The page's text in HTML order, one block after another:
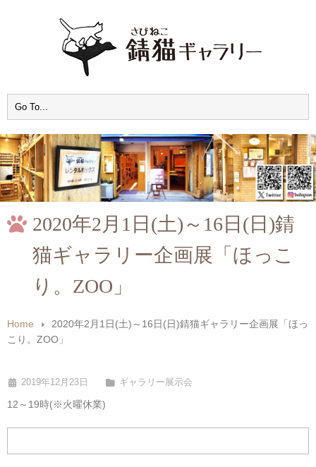
Home
2020年2月1日(土)～16日(日)錆猫ギャラリー企画展「ほっ
こり。ZOO」
2020年2月1日(土)～16日(日)錆
猫ギャラリー企画展「ほっこ
り。ZOO」
2019年12月23日 ギャラリー展示会
12～19時(※火曜休業)